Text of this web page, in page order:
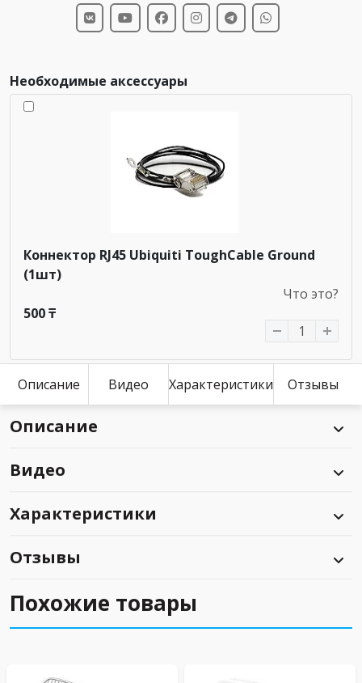
Необходимые аксессуары
Коннектор RJ45 Ubiquiti ToughCable Ground
(1шт)
Что это?
500 ₸
Описание Видео Характеристики Отзывы
Описание
Видео
Характеристики
Отзывы
Похожие товары